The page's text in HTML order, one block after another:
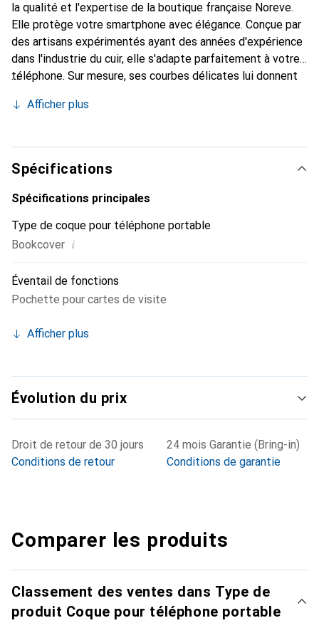
la qualité et l'expertise de la boutique française Noreve.
Elle protège votre smartphone avec élégance. Conçue par
des artisans expérimentés ayant des années d'expérience
dans l'industrie du cuir, elle s'adapte parfaitement à votre
téléphone. Sur mesure, ses courbes délicates lui donnent
chic et indispensable pour votre smartphone. Reconnaît
marque Noreve est un choix fiable pour une clientèle
exigeante.
Afficher plus
Spécifications
Spécifications principales
Type de coque pour téléphone portable
Bookcover i
Éventail de fonctions
Pochette pour cartes de visite
Afficher plus
Évolution du prix
Droit de retour de 30 jours
Conditions de retour
24 mois Garantie (Bring-in)
Conditions de garantie
Comparer les produits
Classement des ventes dans Type de
produit Coque pour téléphone portable